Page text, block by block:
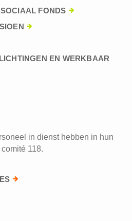
FONDS
EN WERKBAAR
in dienst hebben in hun
118.